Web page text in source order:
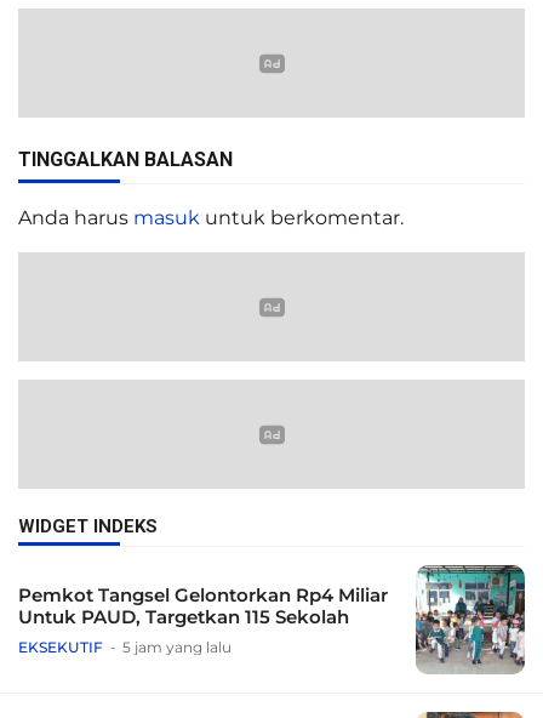
TINGGALKAN BALASAN
Anda harus masuk untuk berkomentar.
WIDGET INDEKS
Pemkot Tangsel Gelontorkan Rp4 Miliar
Untuk PAUD, Targetkan 115 Sekolah
EKSEKUTIF 5 jam yang lalu